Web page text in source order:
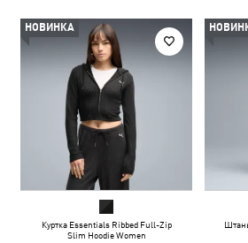
НОВИНКА
Куртка Essentials Ribbed Full-Zip
Slim Hoodie Women